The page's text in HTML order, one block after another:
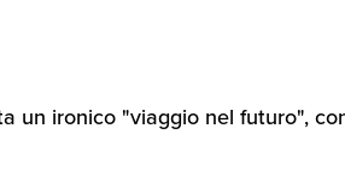
un ironico "viaggio nel futuro",